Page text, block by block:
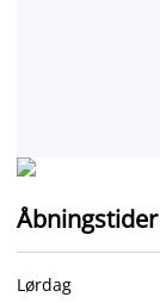
Åbningstider
Lørdag